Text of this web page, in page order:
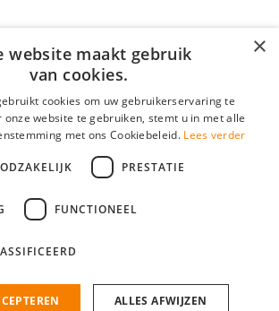
zo gevonden!
×
website maakt gebruik
van cookies.
cookies om uw gebruikerservaring te
website te gebruiken, stemt u in met alle
met ons Cookiebeleid. Lees verder
PRESTATIE
FUNCTIONEEL
ALLES AFWIJZEN